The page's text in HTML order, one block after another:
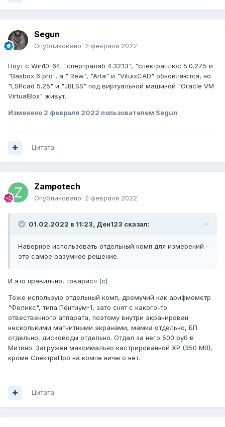
Segun
Опубликовано: 2 февраля 2022
Ноут с Win10-64: "спертралаб 4.32.13", "спектраплюс 5.0.27.5 и
"Basbox 6 pro", а " Rew", "Arta" и "VituixCAD" обновляются, но
"LSPcad 5.25" и "JBLSS" под виртуальной машиной "Oracle VM
VirtualBox" живут.
Изменено 2 февраля 2022 пользователем Segun
Цитата
Zampotech
Опубликовано: 2 февраля 2022
01.02.2022 в 11:23, Ден123 сказал:
Наверное использовать отдельный комп для измерений -
это самое разумное решение.
И это правильно, товарисч (с)
Тоже использую отдельный комп, дремучий как арифмометр
"Феликс", типа Пентиум-1, зато снят с какого-то
отвественного аппарата, поэтому внутри экранирован
несколькими магнитными экранами, мамка отдельно, БП
отдельно, дисководы отдельно. Отдал за него 500 руб в
Митино. Загружен максимально кастрированной XP (350 MB),
кроме СпектраПро на компе ничего нет.
Цитата